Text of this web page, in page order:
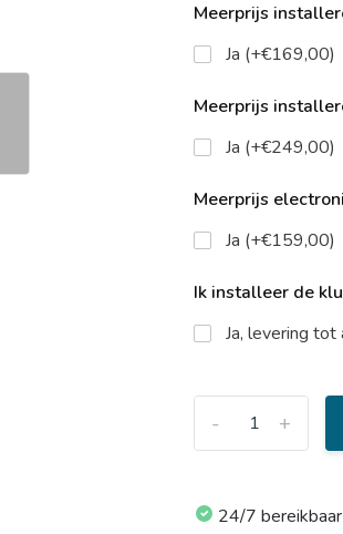
Meerprijs
Ja (+€169,00)
Meerprijs
Ja (+€249,00)
Meerprijs
Ja (+€159,00)
Ik installeer de
Ja, levering
+
-
24/7 bereikbaar